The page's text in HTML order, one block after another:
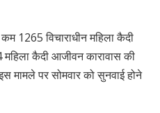
1265 विचाराधीन महिला कैदी
कैदी आजीवन कारावास की
मामले पर सोमवार को सुनवाई होने